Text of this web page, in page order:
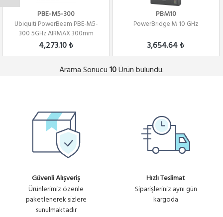
PBE-M5-300
Ubiquiti PowerBeam PBE-M5-
300 5GHz AIRMAX 300mm
4,273.10 ₺
PBM10
PowerBridge M 10 GHz
3,654.64 ₺
Arama Sonucu 10Ürün bulundu.
Güvenli Alışveriş
Ürünlerimiz özenle
paketlenerek sizlere
sunulmaktadır
Hızlı Teslimat
Siparişleriniz aynı gün
kargoda